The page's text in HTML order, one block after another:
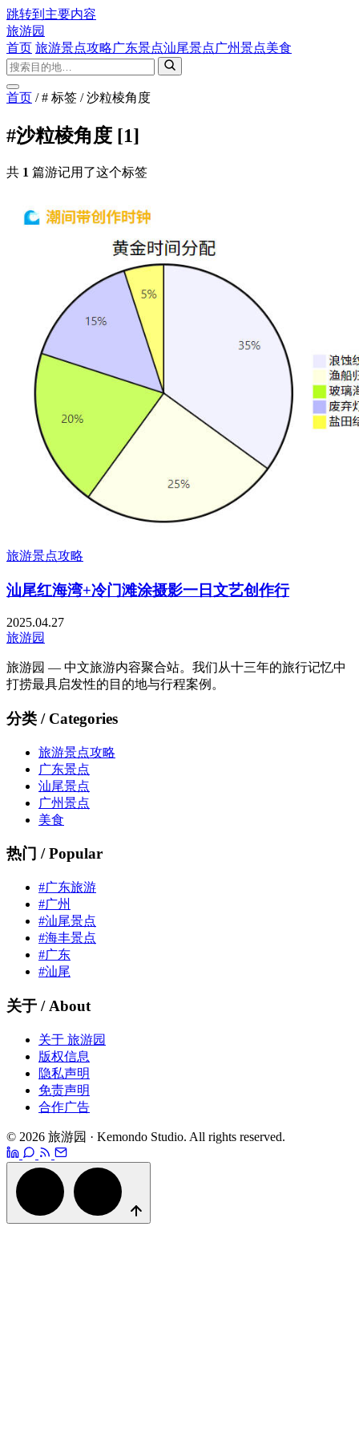
跳转到主要内容
旅游园
首页 旅游景点攻略广东景点汕尾景点广州景点美食
首页 / # 标签 / 沙粒棱角度
#沙粒棱角度 [1]
共 1 篇游记用了这个标签
旅游景点攻略
汕尾红海湾+冷门滩涂摄影一日文艺创作行
2025.04.27
旅游园
旅游园 — 中文旅游内容聚合站。我们从十三年的旅行记忆中
打捞最具启发性的目的地与行程案例。
分类 / Categories
旅游景点攻略
广东景点
汕尾景点
广州景点
美食
热门 / Popular
#广东旅游
#广州
#汕尾景点
#海丰景点
#广东
#汕尾
关于 / About
关于 旅游园
版权信息
隐私声明
免责声明
合作广告
© 2026 旅游园 · Kemondo Studio. All rights reserved.